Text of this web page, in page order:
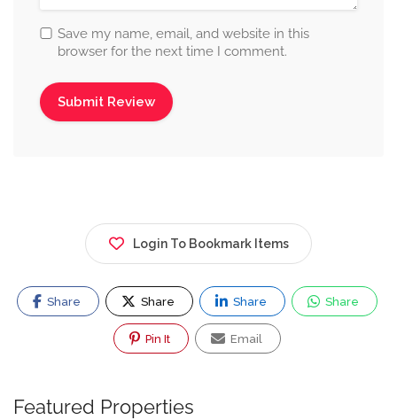
Save my name, email, and website in this
browser for the next time I comment.
Login To Bookmark Items
Share Share Share Share
Pin It Email
Featured Properties